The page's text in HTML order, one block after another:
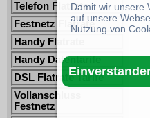
Telefon Flatrate
Festnetz Flatrate
Handy Flatrate
Handy Datentarife
DSL Flatrate Tarife
Vollanschluss
Festnetz
Damit wir unsere
auf unsere
Nutzung von